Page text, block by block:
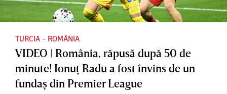
de
Externe a
despre
duelul cu
Turcia
TURCIA - ROMÂNIA
VIDEO | România, răpusă după 50 de
minute! Ionuţ Radu a fost învins de un
fundaş din Premier League